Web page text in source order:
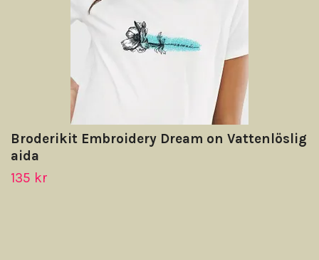
Broderikit Embroidery Dream on Vattenlöslig
aida
135 kr